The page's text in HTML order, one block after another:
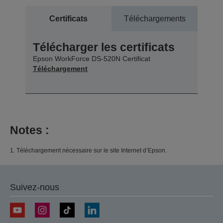
Certificats Téléchargements
Télécharger les certificats
Epson WorkForce DS-520N Certificat
Téléchargement
Notes :
1. Téléchargement nécessaire sur le site Internet d’Epson.
Suivez-nous